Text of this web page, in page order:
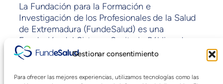
Gestionar consentimiento
Para ofrecer las mejores experiencias, utilizamos tecnologías como las
La Fundación para la Formación e
Investigación de los Profesionales de la Salud
de Extremadura (FundeSalud) es una
Fundación del Sistema Sanitario Público de
Extremadura sin ánimo de lucro y con fines de
interés general adscrita a la Consejería de
Sanidad y políticas Sociales de la Junta de